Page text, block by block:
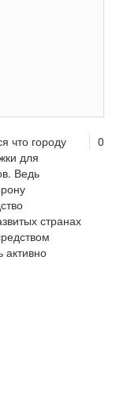
0
что городу
для
Ведь
странах